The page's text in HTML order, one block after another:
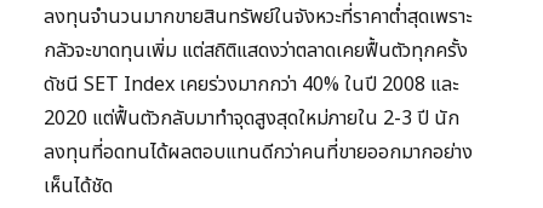
ลงทุนจำนวนมากขายสินทรัพย์ในจังหวะที่ราคาต่ำสุดเพราะ
กลัวจะขาดทุนเพิ่ม แต่สถิติแสดงว่าตลาดเคยฟื้นตัวทุกครั้ง
ดัชนี SET Index เคยร่วงมากกว่า 40% ในปี 2008 และ
2020 แต่ฟื้นตัวกลับมาทำจุดสูงสุดใหม่ภายใน 2-3 ปี นัก
ลงทุนที่อดทนได้ผลตอบแทนดีกว่าคนที่ขายออกมากอย่าง
เห็นได้ชัด